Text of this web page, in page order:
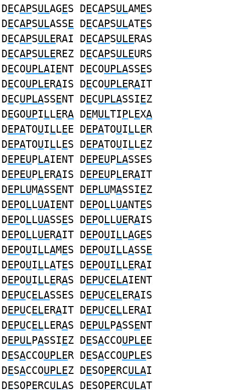
DECAPSULAGES DECAPSULAMES
DECAPSULASSE DECAPSULATES
DECAPSULERAI DECAPSULERAS
DECAPSULEREZ DECAPSULEURS
DECOUPLAIENT DECOUPLASSES
DECOUPLERAIS DECOUPLERAIT
DECUPLASSENT DECUPLASSIEZ
DEGOUPILLERA DEMULTIPLEXA
DEPATOUILLEE DEPATOUILLER
DEPATOUILLES DEPATOUILLEZ
DEPEUPLAIENT DEPEUPLASSES
DEPEUPLERAIS DEPEUPLERAIT
DEPLUMASSENT DEPLUMASSIEZ
DEPOLLUAIENT DEPOLLUANTES
DEPOLLUASSES DEPOLLUERAIS
DEPOLLUERAIT DEPOUILLAGES
DEPOUILLAMES DEPOUILLASSE
DEPOUILLATES DEPOUILLERAI
DEPOUILLERAS DEPUCELAIENT
DEPUCELASSES DEPUCELERAIS
DEPUCELERAIT DEPUCELLERAI
DEPUCELLERAS DEPULPASSENT
DEPULPASSIEZ DESACCOUPLEE
DESACCOUPLER DESACCOUPLES
DESACCOUPLEZ DESOPERCULAI
DESOPERCULAS DESOPERCULAT